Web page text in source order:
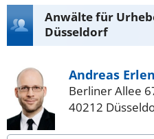
Anwälte für
Düsseldorf
Andreas
Berliner Allee
40212